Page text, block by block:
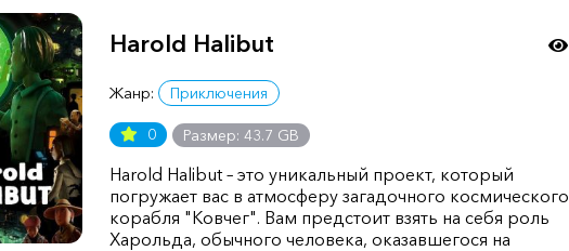
Harold Halibut
Жанр: Приключения
0 Размер: 43.7 GB
Harold Halibut – это уникальный проект, который
погружает вас в атмосферу загадочного космического
корабля "Ковчег". Вам предстоит взять на себя роль
Харольда, обычного человека, оказавшегося на